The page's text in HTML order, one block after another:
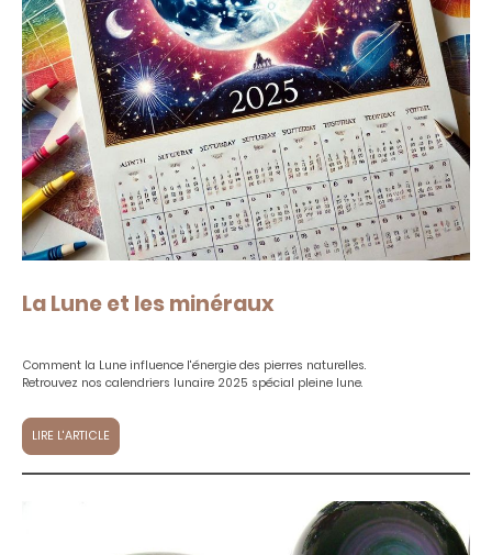
La Lune et les minéraux
Comment la Lune influence l'énergie des pierres naturelles.
Retrouvez nos calendriers lunaire 2025 spécial pleine lune.
LIRE L'ARTICLE